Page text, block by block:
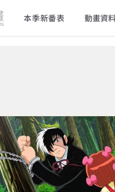
本季新番表 動畫資